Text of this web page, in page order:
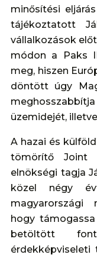
minősítési
tájékoztatott
vállalkozások
módon a Paks
meg, hiszen
döntött úgy
üzemidejét,
A hazai és
tömörítő Joint
elnökségi tagja
közel négy
magyarországi
hogy
betöltött
érdekképviseleti